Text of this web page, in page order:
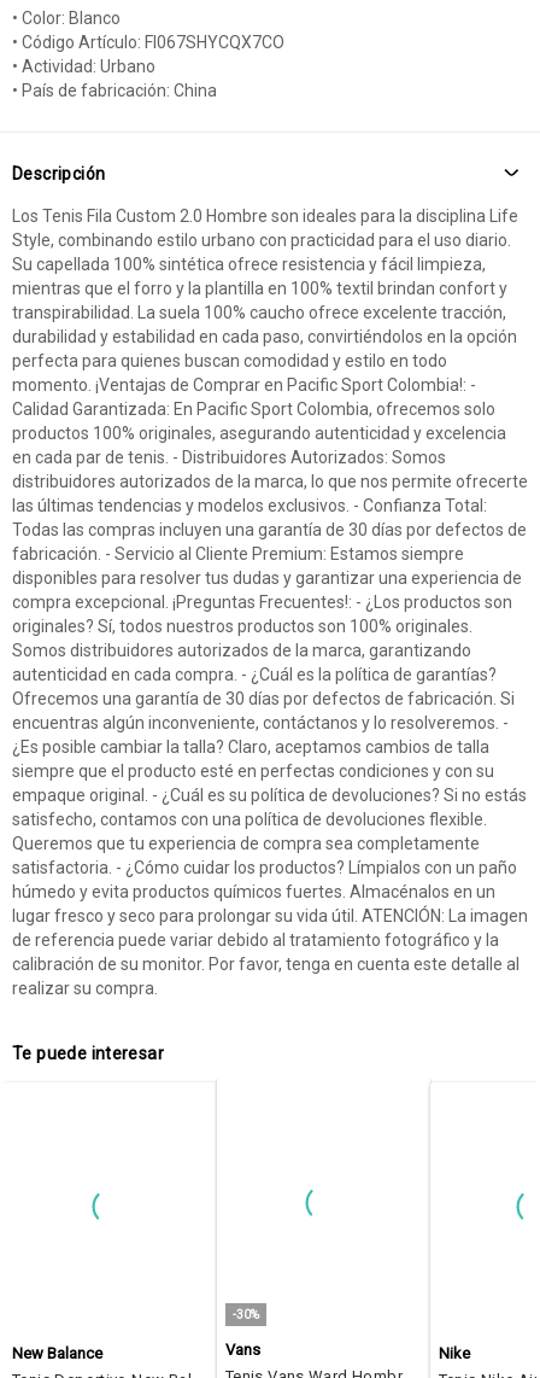
• Color: Blanco
• Código Artículo: FI067SHYCQX7CO
• Actividad: Urbano
• País de fabricación: China
Descripción
Los Tenis Fila Custom 2.0 Hombre son ideales para la disciplina Life
Style, combinando estilo urbano con practicidad para el uso diario.
Su capellada 100% sintética ofrece resistencia y fácil limpieza,
mientras que el forro y la plantilla en 100% textil brindan confort y
transpirabilidad. La suela 100% caucho ofrece excelente tracción,
durabilidad y estabilidad en cada paso, convirtiéndolos en la opción
perfecta para quienes buscan comodidad y estilo en todo
momento. ¡Ventajas de Comprar en Pacific Sport Colombia!: -
Calidad Garantizada: En Pacific Sport Colombia, ofrecemos solo
productos 100% originales, asegurando autenticidad y excelencia
en cada par de tenis. - Distribuidores Autorizados: Somos
distribuidores autorizados de la marca, lo que nos permite ofrecerte
las últimas tendencias y modelos exclusivos. - Confianza Total:
Todas las compras incluyen una garantía de 30 días por defectos de
fabricación. - Servicio al Cliente Premium: Estamos siempre
disponibles para resolver tus dudas y garantizar una experiencia de
compra excepcional. ¡Preguntas Frecuentes!: - ¿Los productos son
originales? Sí, todos nuestros productos son 100% originales.
Somos distribuidores autorizados de la marca, garantizando
autenticidad en cada compra. - ¿Cuál es la política de garantías?
Ofrecemos una garantía de 30 días por defectos de fabricación. Si
encuentras algún inconveniente, contáctanos y lo resolveremos. -
¿Es posible cambiar la talla? Claro, aceptamos cambios de talla
siempre que el producto esté en perfectas condiciones y con su
empaque original. - ¿Cuál es su política de devoluciones? Si no estás
satisfecho, contamos con una política de devoluciones flexible.
Queremos que tu experiencia de compra sea completamente
satisfactoria. - ¿Cómo cuidar los productos? Límpialos con un paño
húmedo y evita productos químicos fuertes. Almacénalos en un
lugar fresco y seco para prolongar su vida útil. ATENCIÓN: La imagen
de referencia puede variar debido al tratamiento fotográfico y la
calibración de su monitor. Por favor, tenga en cuenta este detalle al
realizar su compra.
Te puede interesar
New Balance
-30%
Vans
Nike